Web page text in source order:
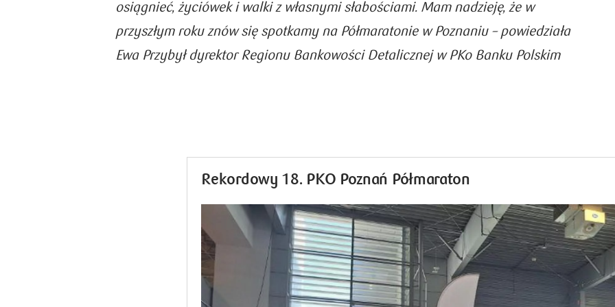
osiągnieć, życiówek i walki z własnymi słabościami. Mam nadzieję, że w
przyszłym roku znów się spotkamy na Półmaratonie w Poznaniu– powiedziała
Ewa Przybył dyrektor Regionu Bankowości Detalicznej w PKo Banku Polskim
Rekordowy 18. PKO Poznań Półmaraton